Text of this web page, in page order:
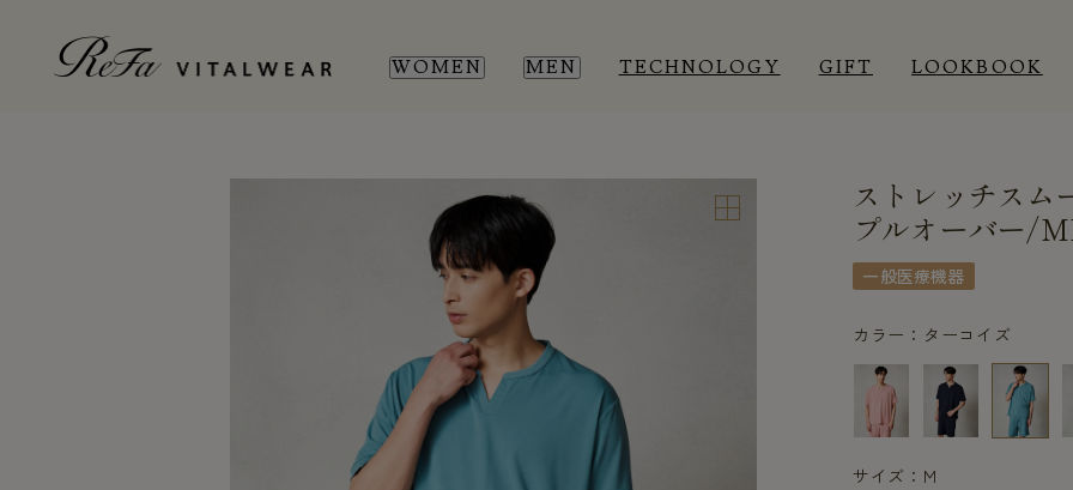
WOMEN MEN TECHNOLOGY GIFT LOOKBOOK
WOMEN ROOM WEAR
ROOM WEARストレッチスム
プルオーバー/
一般医療機器
カラー：ターコイズ
サイズ：M